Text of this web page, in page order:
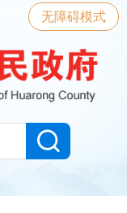
无障碍模式